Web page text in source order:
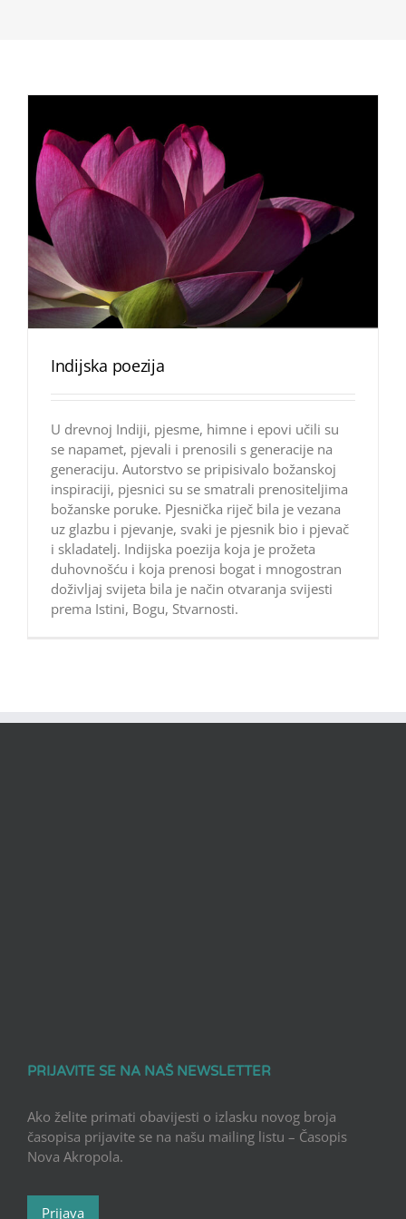
Indijska poezija
U drevnoj Indiji, pjesme, himne i epovi učili su
se napamet, pjevali i prenosili s generacije na
generaciju. Autorstvo se pripisivalo božanskoj
inspiraciji, pjesnici su se smatrali prenositeljima
božanske poruke. Pjesnička riječ bila je vezana
uz glazbu i pjevanje, svaki je pjesnik bio i pjevač
i skladatelj. Indijska poezija koja je prožeta
duhovnošću i koja prenosi bogat i mnogostran
doživljaj svijeta bila je način otvaranja svijesti
prema Istini, Bogu, Stvarnosti.
PRIJAVITE SE NA NAŠ NEWSLETTER
Ako želite primati obavijesti o izlasku novog broja
časopisa prijavite se na našu mailing listu – Časopis
Nova Akropola.
Prijava